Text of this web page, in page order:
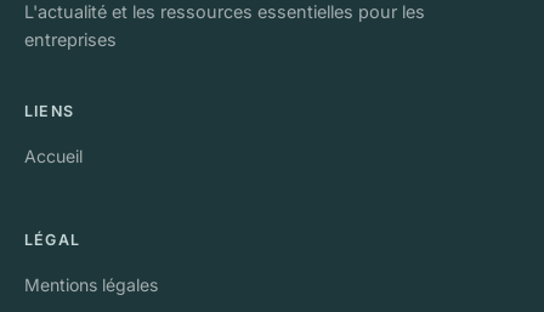
L'actualité et les ressources essentielles pour les
entreprises
LIENS
Accueil
LÉGAL
Mentions légales